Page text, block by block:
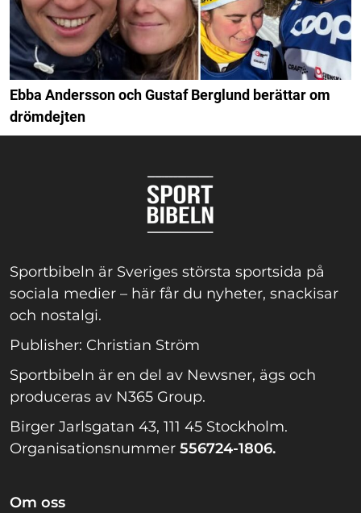
Ebba Andersson och Gustaf Berglund berättar om
drömdejten
Sportbibeln är Sveriges största sportsida på
sociala medier – här får du nyheter, snackisar
och nostalgi.
Publisher: Christian Ström
Sportbibeln är en del av Newsner, ägs och
produceras av N365 Group.
Birger Jarlsgatan 43, 111 45 Stockholm.
Organisationsnummer 556724-1806.
Om oss